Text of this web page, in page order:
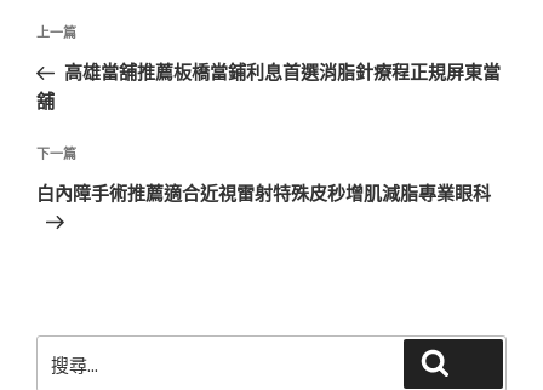
文
導
覽
上
一
篇
章
上一篇
高雄當舖推薦板橋當鋪利息首選消脂針療程正規屏東當
舖
下
一
篇
下一篇
白內障手術推薦適合近視雷射特殊皮秒增肌減脂專業眼科
尋